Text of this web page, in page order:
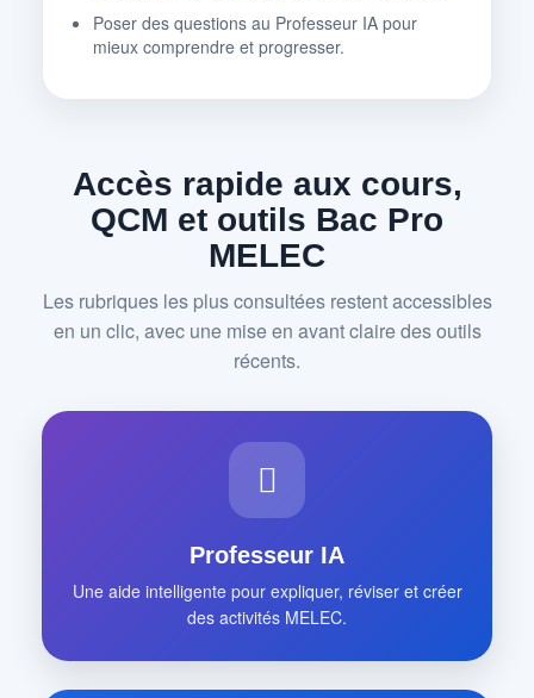
Poser des questions au Professeur IA pour
mieux comprendre et progresser.
Accès rapide aux cours,
QCM et outils Bac Pro
MELEC
Les rubriques les plus consultées restent accessibles
en un clic, avec une mise en avant claire des outils
récents.
Professeur IA
Une aide intelligente pour expliquer, réviser et créer
des activités MELEC.